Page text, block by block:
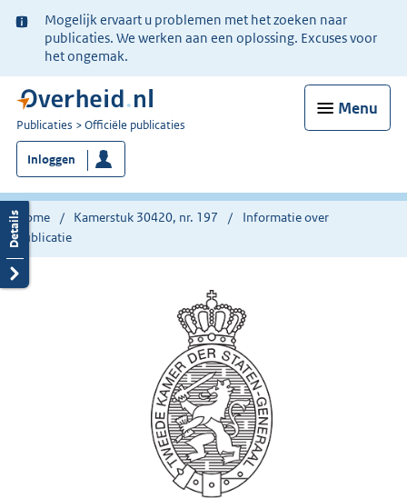
Ter
informatie:
Mogelijk ervaart u problemen met het zoeken naar
publicaties. We werken aan een oplossing. Excuses voor
het ongemak.
Menu
U
bent
nu
hier:
Publicaties Officiële publicaties
Inloggen
Home Kamerstuk 30420, nr. 197
Informatie over
publicatie